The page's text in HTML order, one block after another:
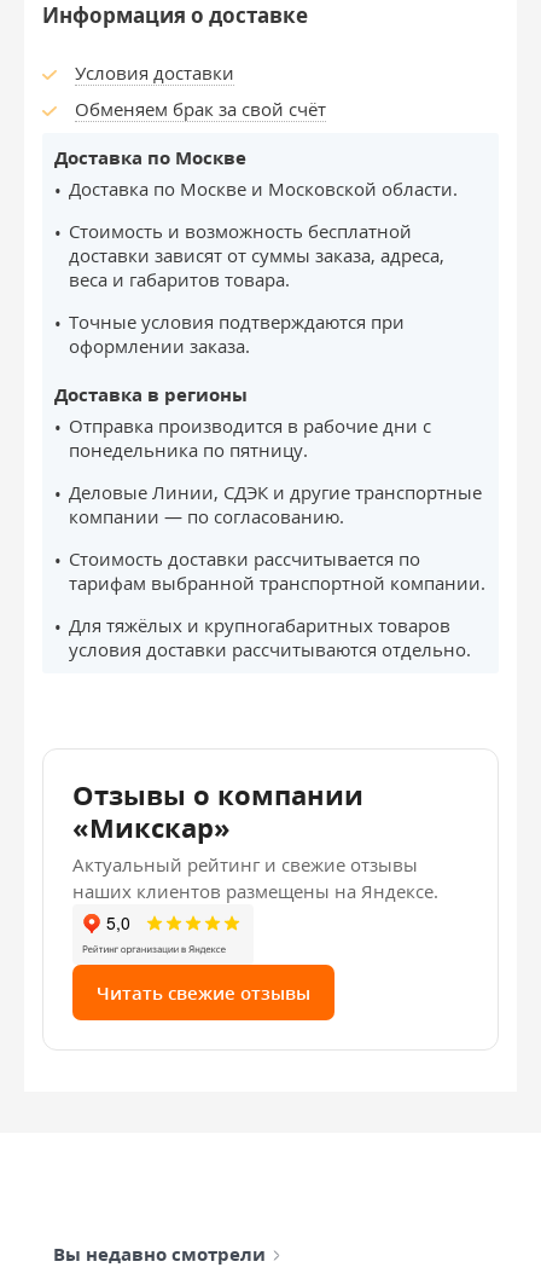
Информация о доставке
Условия доставки
Обменяем брак за свой счёт
Доставка по Москве
Доставка по Москве и Московской области.
Стоимость и возможность бесплатной
доставки зависят от суммы заказа, адреса,
веса и габаритов товара.
Точные условия подтверждаются при
оформлении заказа.
Доставка в регионы
Отправка производится в рабочие дни с
понедельника по пятницу.
Деловые Линии, СДЭК и другие транспортные
компании — по согласованию.
Стоимость доставки рассчитывается по
тарифам выбранной транспортной компании.
Для тяжёлых и крупногабаритных товаров
условия доставки рассчитываются отдельно.
Отзывы о компании
«Микскар»
Актуальный рейтинг и свежие отзывы
наших клиентов размещены на Яндексе.
Читать свежие отзывы
Вы недавно смотрели